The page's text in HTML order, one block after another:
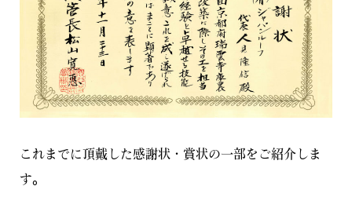
これまでに頂戴した感謝状・賞状の一部をご紹介しま
す。